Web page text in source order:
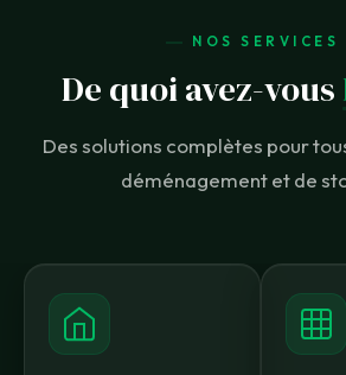
NOS SERVICES
De quoi avez-vous
Des solutions complètes pour
déménagement et de